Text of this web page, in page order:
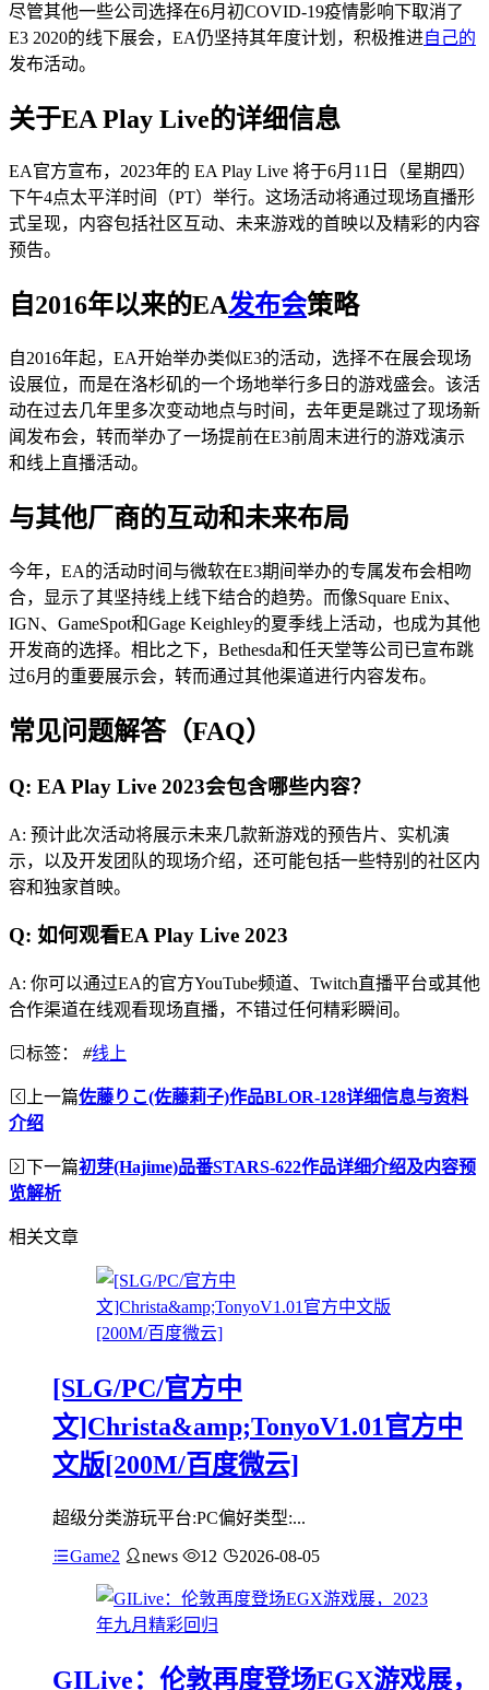
尽管其他一些公司选择在6月初COVID-19疫情影响下取消了
E3 2020的线下展会，EA仍坚持其年度计划，积极推进自己的
发布活动。
关于EA Play Live的详细信息
EA官方宣布，2023年的 EA Play Live 将于6月11日（星期四）
下午4点太平洋时间（PT）举行。这场活动将通过现场直播形
式呈现，内容包括社区互动、未来游戏的首映以及精彩的内容
预告。
自2016年以来的EA发布会策略
自2016年起，EA开始举办类似E3的活动，选择不在展会现场
设展位，而是在洛杉矶的一个场地举行多日的游戏盛会。该活
动在过去几年里多次变动地点与时间，去年更是跳过了现场新
闻发布会，转而举办了一场提前在E3前周末进行的游戏演示
和线上直播活动。
与其他厂商的互动和未来布局
今年，EA的活动时间与微软在E3期间举办的专属发布会相吻
合，显示了其坚持线上线下结合的趋势。而像Square Enix、
IGN、GameSpot和Gage Keighley的夏季线上活动，也成为其他
开发商的选择。相比之下，Bethesda和任天堂等公司已宣布跳
过6月的重要展示会，转而通过其他渠道进行内容发布。
常见问题解答（FAQ）
Q: EA Play Live 2023会包含哪些内容？
A: 预计此次活动将展示未来几款新游戏的预告片、实机演
示，以及开发团队的现场介绍，还可能包括一些特别的社区内
容和独家首映。
Q: 如何观看EA Play Live 2023
A: 你可以通过EA的官方YouTube频道、Twitch直播平台或其他
合作渠道在线观看现场直播，不错过任何精彩瞬间。
标签： #线上
上一篇佐藤りこ(佐藤莉子)作品BLOR-128详细信息与资料
介绍
下一篇初芽(Hajime)品番STARS-622作品详细介绍及内容预
览解析
相关文章
[SLG/PC/官方中
文]Christa&amp;TonyoV1.01官方中
文版[200M/百度微云]
超级分类游玩平台:PC偏好类型:...
Game2 news 12 2026-08-05
GILive：伦敦再度登场EGX游戏展，